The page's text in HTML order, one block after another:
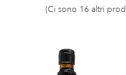
(Ci sono 16 altri